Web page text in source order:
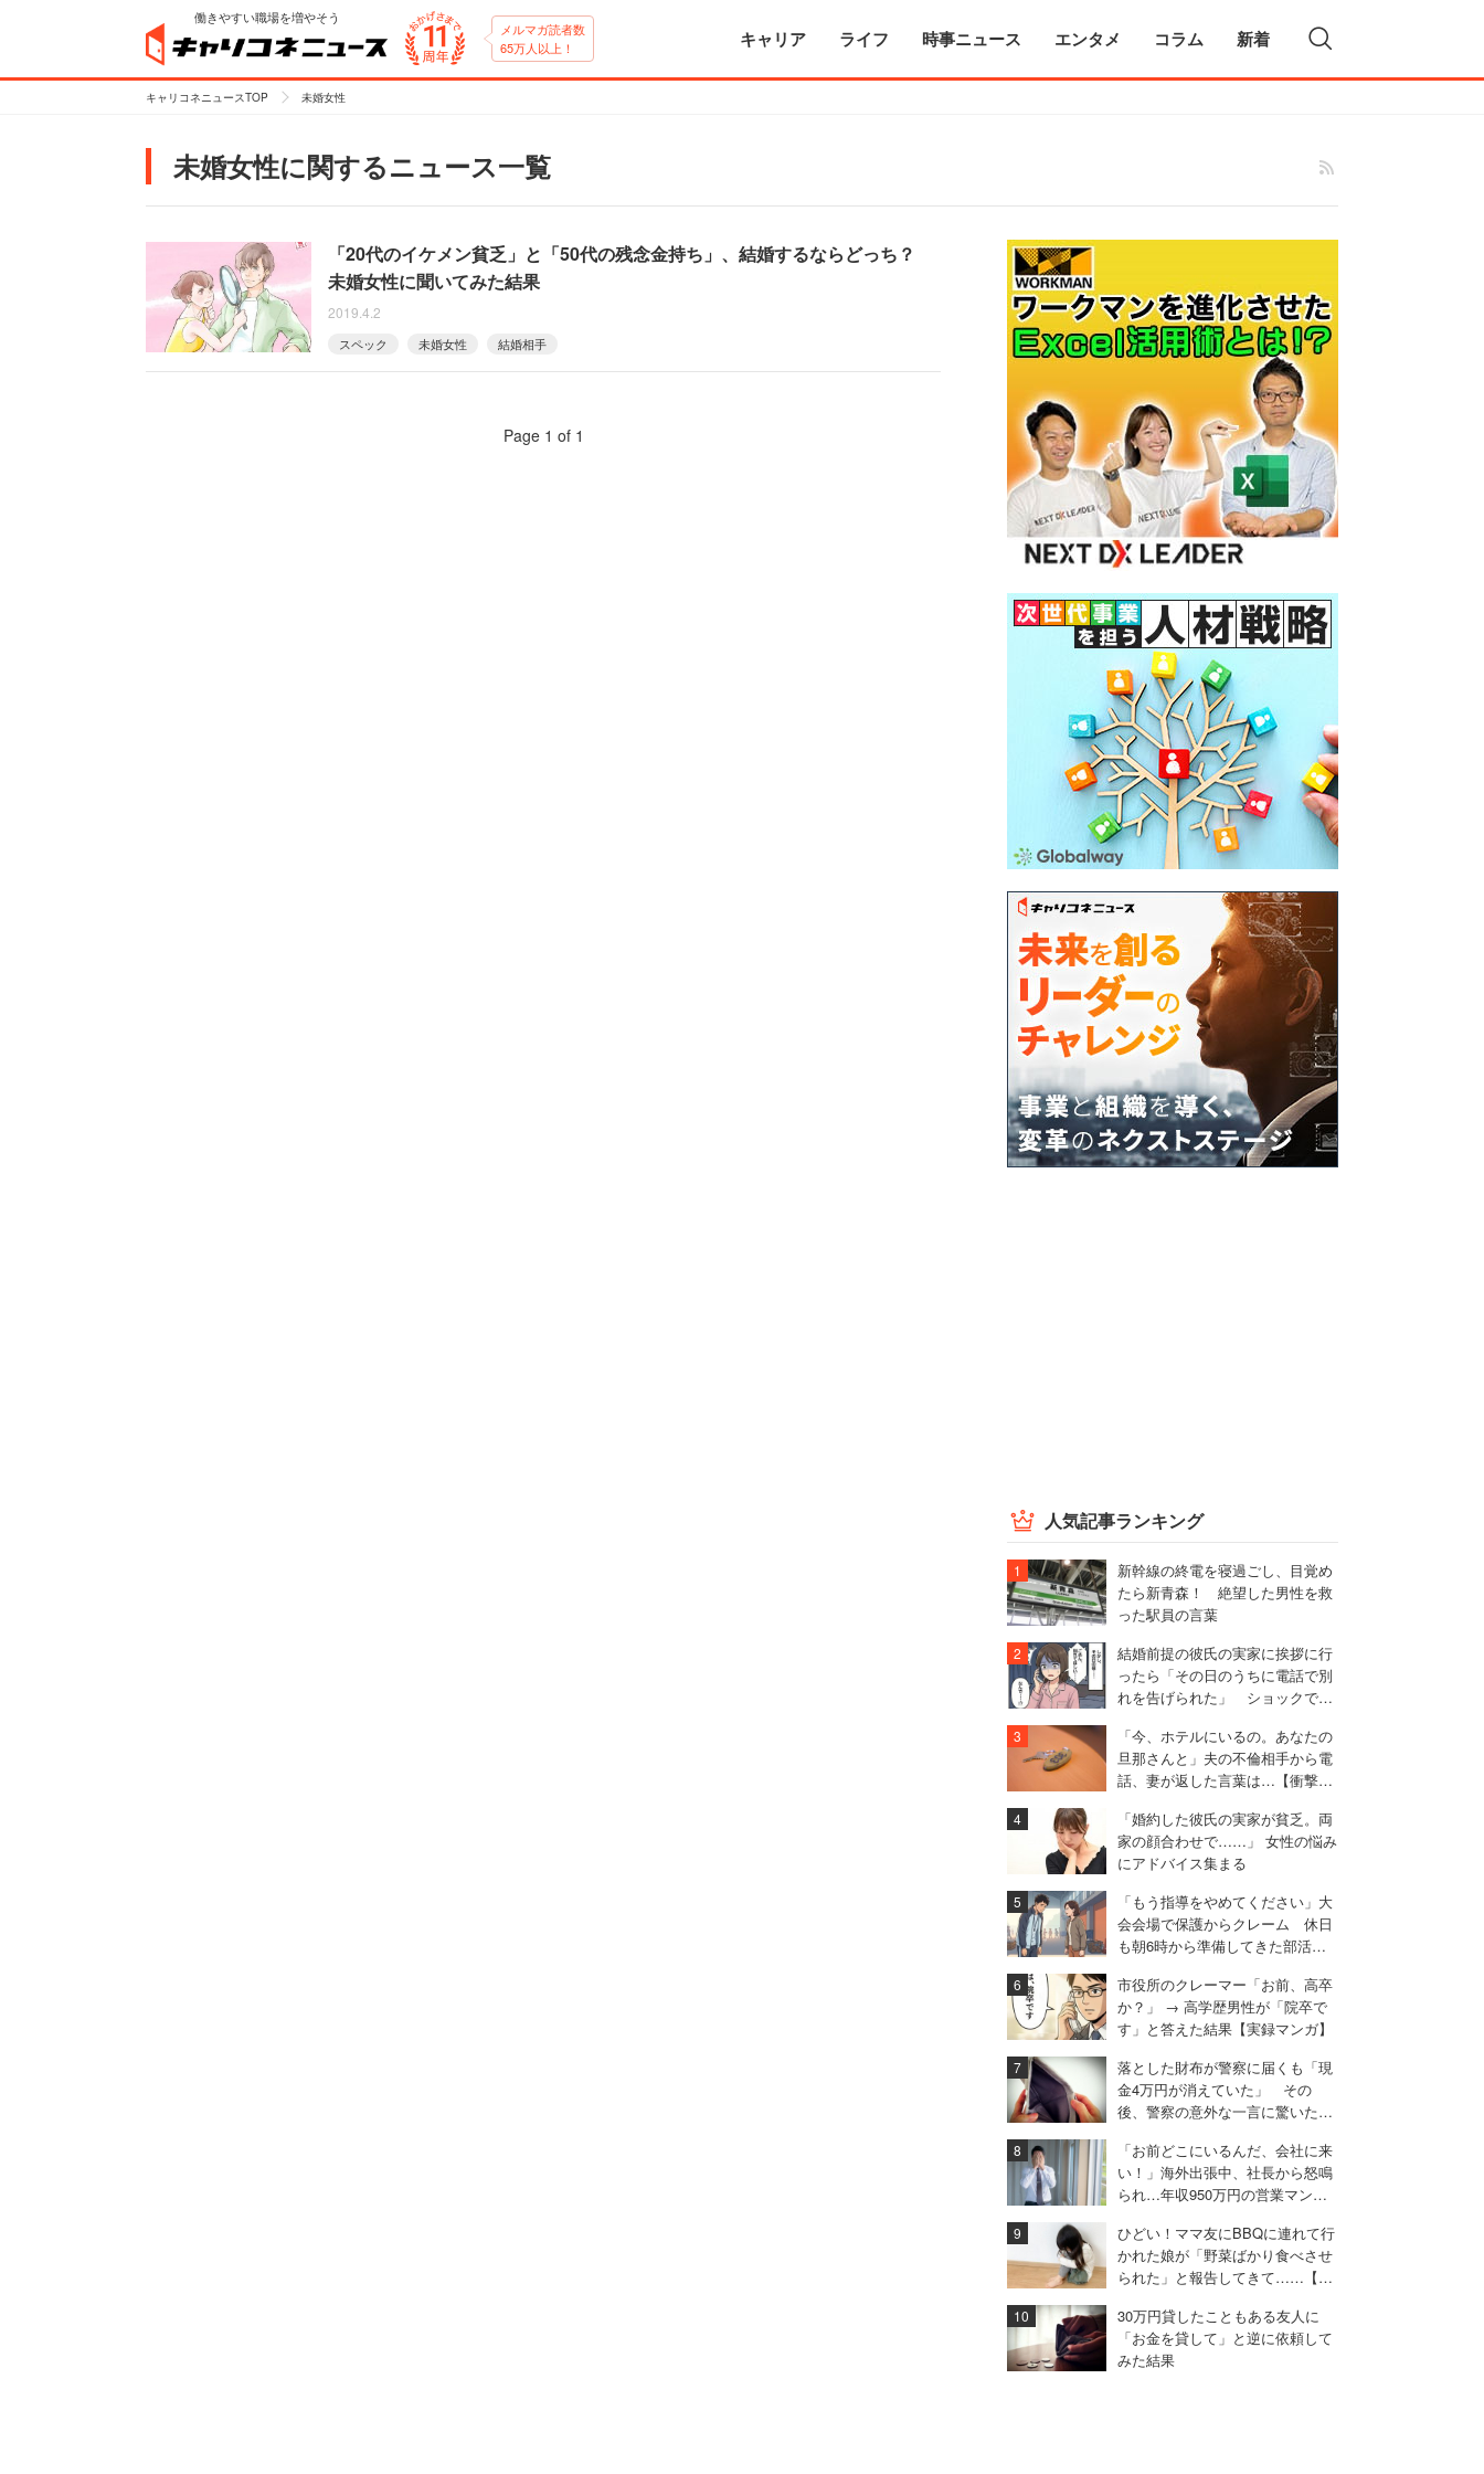
働きやすい職場を増やそう
メルマガ読者数
65万人以上！
キャリア ライフ 時事ニュース エンタメ コラム 新着
キャリコネニュースTOP 未婚女性
未婚女性に関するニュース一覧
「20代のイケメン貧乏」と「50代の残念金持ち」、結婚するならどっち？
未婚女性に聞いてみた結果
2019.4.2
スペック 未婚女性 結婚相手
Page 1 of 1
人気記事ランキング
新幹線の終電を寝過ごし、目覚め
たら新青森！ 絶望した男性を救
った駅員の言葉
結婚前提の彼氏の実家に挨拶に行
ったら「その日のうちに電話で別
れを告げられた」 ショックで1
「今、ホテルにいるの。あなたの
旦那さんと」夫の不倫相手から電
話、妻が返した言葉は…【衝撃エ
「婚約した彼氏の実家が貧乏。両
家の顔合わせで……」 女性の悩み
にアドバイス集まる
「もう指導をやめてください」大
会会場で保護からクレーム 休日
も朝6時から準備してきた部活動
市役所のクレーマー「お前、高卒
か？」 → 高学歴男性が「院卒で
す」と答えた結果【実録マンガ】
落とした財布が警察に届くも「現
金4万円が消えていた」 その
後、警察の意外な一言に驚いた女
「お前どこにいるんだ、会社に来
い！」海外出張中、社長から怒鳴
られ…年収950万円の営業マンが
ひどい！ママ友にBBQに連れて行
かれた娘が「野菜ばかり食べさせ
られた」と報告してきて……【前
30万円貸したこともある友人に
「お金を貸して」と逆に依頼して
みた結果